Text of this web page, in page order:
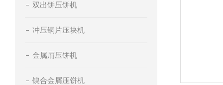
双出饼压饼机
冲压铜片压块机
金属屑压饼机
镍合金屑压饼机